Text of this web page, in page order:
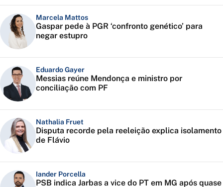
Marcela Mattos
Gaspar pede à PGR ‘confronto genético’ para
negar estupro
Eduardo Gayer
Messias reúne Mendonça e ministro por
conciliação com PF
Nathalia Fruet
Disputa recorde pela reeleição explica isolamento
de Flávio
Iander Porcella
PSB indica Jarbas a vice do PT em MG após quase